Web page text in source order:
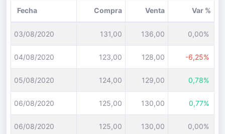
Fecha Compra Venta Var %
03/08/2020 131,00 136,00 0,00%
04/08/2020 123,00 128,00 -6,25%
05/08/2020 124,00 129,00 0,78%
06/08/2020 125,00 130,00 0,77%
06/08/2020 125,00 130,00 0,00%